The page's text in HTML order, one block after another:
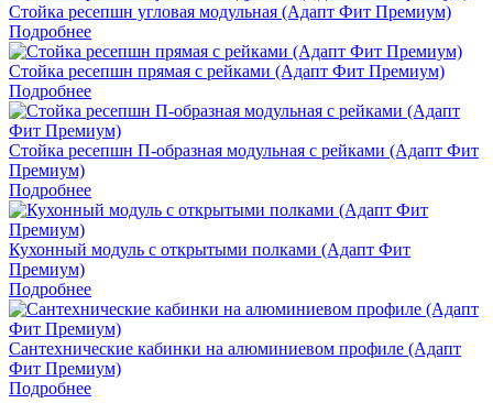
Стойка ресепшн угловая модульная (Адапт Фит Премиум)
Подробнее
Стойка ресепшн прямая с рейками (Адапт Фит Премиум)
Подробнее
Стойка ресепшн П-образная модульная с рейками (Адапт Фит
Премиум)
Подробнее
Кухонный модуль с открытыми полками (Адапт Фит
Премиум)
Подробнее
Сантехнические кабинки на алюминиевом профиле (Адапт
Фит Премиум)
Подробнее